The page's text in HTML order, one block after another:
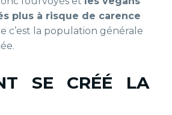
plus à risque de carence
c’est la population générale
SE CRÉÉ LA